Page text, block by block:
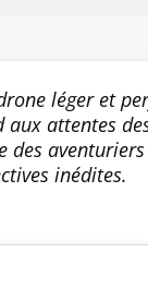
facilitent
du vol. Boostez
avec des
- En
4K réalise
professionnel
léger et
aux attentes
des
inédites.